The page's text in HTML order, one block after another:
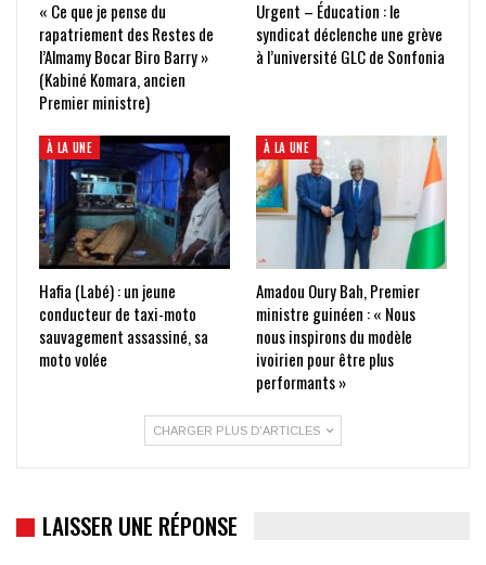
« Ce que je pense du
rapatriement des Restes de
l’Almamy Bocar Biro Barry »
(Kabiné Komara, ancien
Premier ministre)
Urgent – Éducation : le
syndicat déclenche une grève
à l’université GLC de Sonfonia
À LA UNE
Hafia (Labé) : un jeune
conducteur de taxi-moto
sauvagement assassiné, sa
moto volée
À LA UNE
Amadou Oury Bah, Premier
ministre guinéen : « Nous
nous inspirons du modèle
ivoirien pour être plus
performants »
CHARGER PLUS D'ARTICLES
LAISSER UNE RÉPONSE